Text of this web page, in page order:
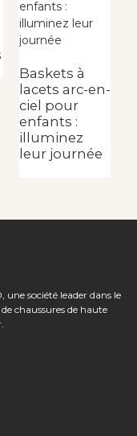
Baskets à
lacets arc-en-
ciel pour
enfants :
illuminez
leur journée
une société leader dans le
chaussures de haute